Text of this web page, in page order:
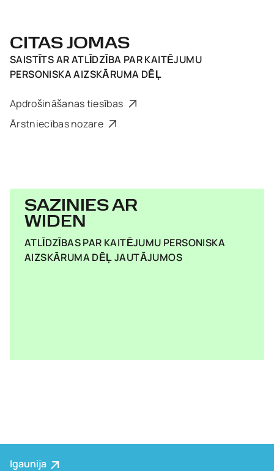
CITAS JOMAS
SAISTĪTS ARATLĪDZĪBA PAR KAITĒJUMU
PERSONISKA AIZSKĀRUMA DĒĻ
Apdrošināšanas tiesības
Ārstniecības nozare
SAZINIES AR
WIDEN
ATLĪDZĪBAS PAR KAITĒJUMU PERSONISKA
AIZSKĀRUMA DĒĻ JAUTĀJUMOS
Igaunija